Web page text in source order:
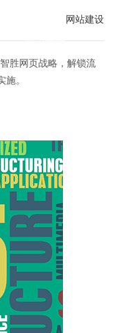
联系方维
网站建设
胜网页战略，解锁流
。